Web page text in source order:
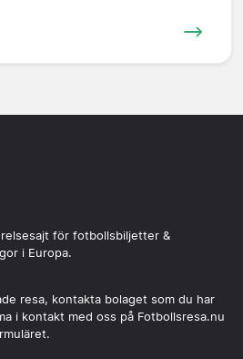
för fotbollsbiljetter &
i Europa.
resa, kontakta bolaget som du har
i kontakt med oss på Fotbollsresa.nu